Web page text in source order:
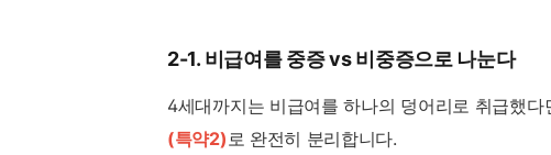
2-1. 비급여를 중증 vs 비중증으로 나눈다
4세대까지는 비급여를 하나의 덩어리로 취급했다
(특약2)로 완전히 분리합니다.